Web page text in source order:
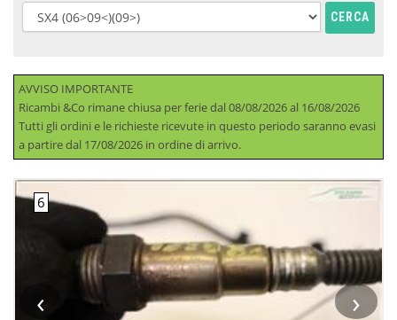
CERCA
AVVISO IMPORTANTE
Ricambi &Co rimane chiusa per ferie dal 08/08/2026 al 16/08/2026
Tutti gli ordini e le richieste ricevute in questo periodo saranno evasi
a partire dal 17/08/2026 in ordine di arrivo.
‹ ›